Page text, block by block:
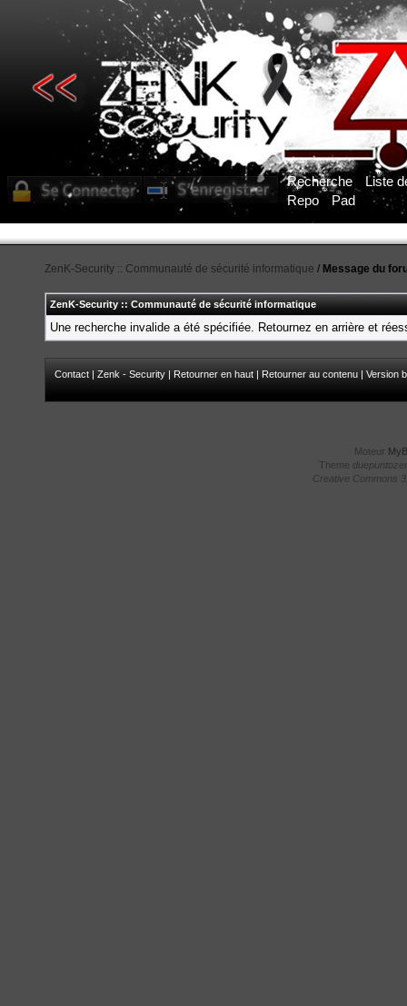
Recherche
Liste
Repo
Pad
ZenK-Security :: Communauté de sécurité informatique / Message du
ZenK-Security :: Communauté de sécurité informatique
Une recherche invalide a été spécifiée. Retournez en arrière et
Contact | Zenk - Security | Retourner en haut | Retourner au contenu | Version
Moteur
Theme
Creative Commons